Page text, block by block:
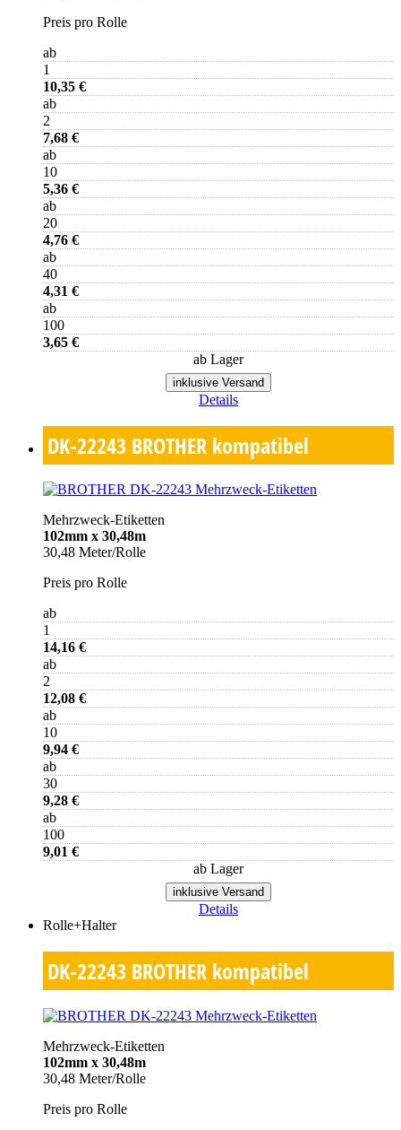
Preis pro Rolle
ab
1
10,35 €
ab
2
7,68 €
ab
10
5,36 €
ab
20
4,76 €
ab
40
4,31 €
ab
100
3,65 €
ab Lager
inklusive Versand
Details
DK-22243 BROTHER kompatibel
Mehrzweck-Etiketten
102mm x 30,48m
30,48 Meter/Rolle
Preis pro Rolle
ab
1
14,16 €
ab
2
12,08 €
ab
10
9,94 €
ab
30
9,28 €
ab
100
9,01 €
ab Lager
inklusive Versand
Details
Rolle+Halter
DK-22243 BROTHER kompatibel
Mehrzweck-Etiketten
102mm x 30,48m
30,48 Meter/Rolle
Preis pro Rolle